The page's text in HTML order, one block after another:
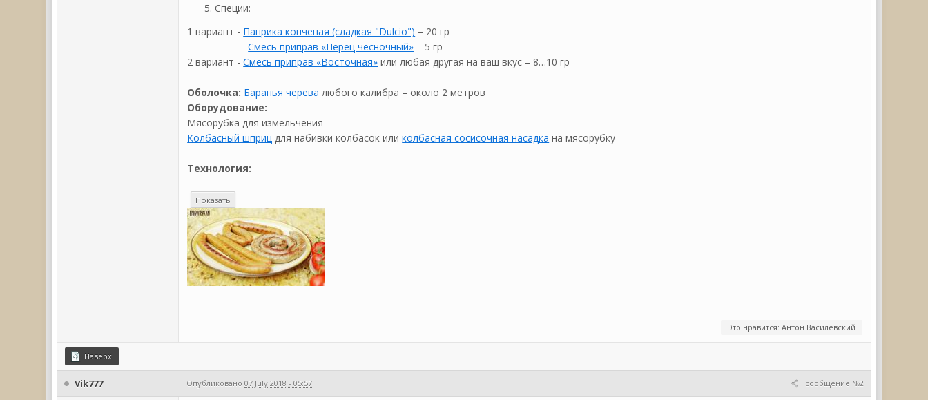
Специи:
1 вариант - Паприка копченая (сладкая "Dulcio") – 20 гр
Смесь приправ «Перец чесночный» – 5 гр
2 вариант -Смесь приправ «Восточная» или любая другая на ваш вкус – 8…10 гр
Оболочка: Баранья черева любого калибра – около 2 метров
Оборудование:
Мясорубка для измельчения
Колбасный шприц для набивки колбасок иликолбасная сосисочная насадка на мясорубку
Технология:
Это нравится: Антон Василевский
Наверх
: сообщение №2
Vik777 Опубликовано07 July 2018 - 05:57